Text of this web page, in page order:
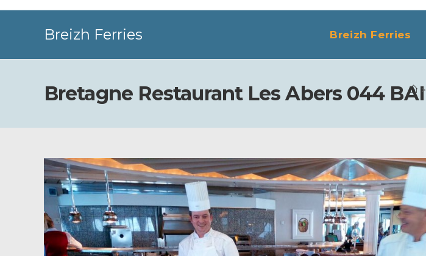
Breizh Ferries Breizh Ferries
Bretagne Restaurant Les Abers 044 BAI>